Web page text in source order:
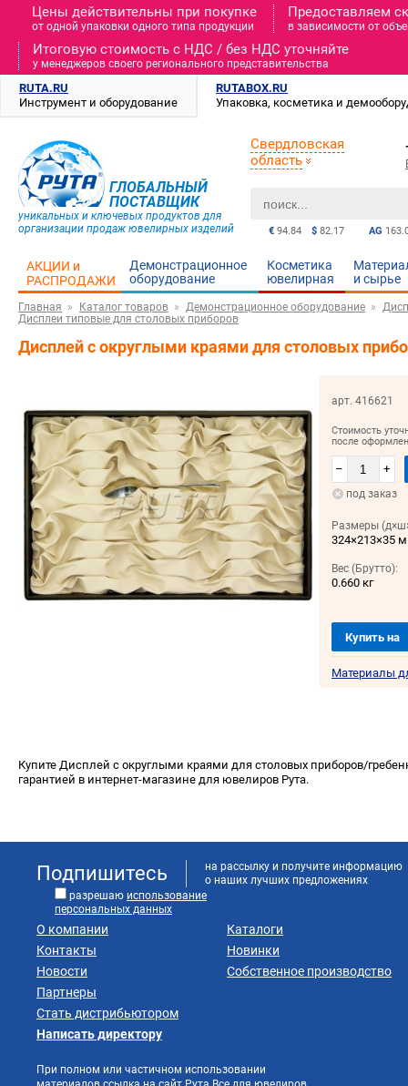
Цены действительны при покупке
от одной упаковки одного типа продукции
Предоставляем
в зависимости от
Итоговую стоимость c НДС / без НДС уточняйте
у менеджеров своего регионального представительства
RUTA.RU
Инструмент и оборудование
RUTABOX.RU
Упаковка, косметика и
ГЛОБАЛЬНЫЙ
ПОСТАВЩИК
уникальных и ключевых продуктов для
организации продаж ювелирных изделий
AG
€ 94.84 $ 82.17
Свердловская
область
АКЦИИ и
РАСПРОДАЖИ
Демонстрационное
оборудование
Косметика
ювелирная
и cырье
Главная Каталог товаров Демонстрационное оборудование
Дисплеи типовые для столовых приборов
Дисплей с округлыми краями для столовых
арт. 416621
Стоимость
после
– +
под заказ
Размеры
324×213×35
Вес (Брутто):
0.660 кг
Купить на
Материалы
Купите Дисплей с округлыми краями для столовых приборов/
гарантией в интернет-магазине для ювелиров Рута.
Подпишитесь
на рассылку и получите информацию
о наших лучших предложениях
разрешаю использование
персональных данных
О компании
Контакты
Новости
Партнеры
Стать дистрибьютором
Каталоги
Новинки
Собственное производство
Написать директору
При полном или частичном использовании